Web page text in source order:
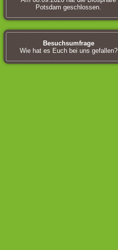
Potsdam geschlossen.
Besuchsumfrage
Wie hat es Euch bei uns gefallen?